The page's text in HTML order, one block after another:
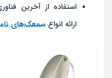
استفاده از آخرین
ارائه انواع سمعک‌های